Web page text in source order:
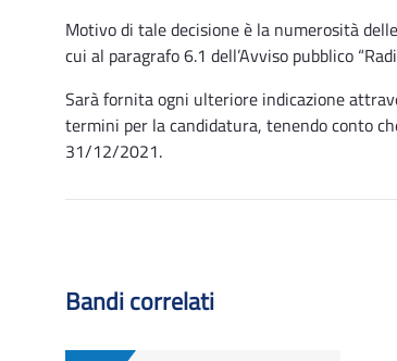
Motivo di tale decisione è la numerosità
cui al paragrafo 6.1 dell’Avviso pubblico
Sarà fornita ogni ulteriore indicazione
termini per la candidatura, tenendo conto
31/12/2021.
Bandi correlati